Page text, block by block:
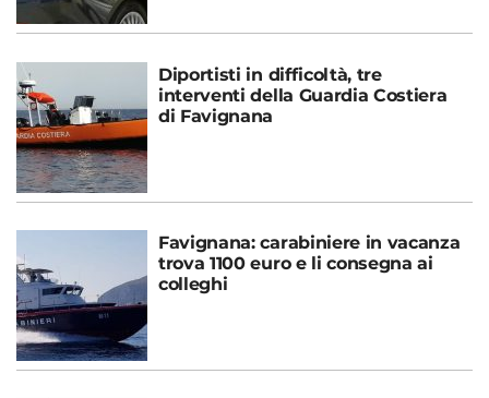
Diportisti in difficoltà, tre
interventi della Guardia Costiera
di Favignana
Favignana: carabiniere in vacanza
trova 1100 euro e li consegna ai
colleghi